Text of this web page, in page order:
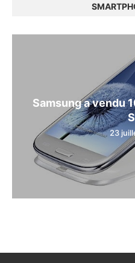
Samsung a vendu
23